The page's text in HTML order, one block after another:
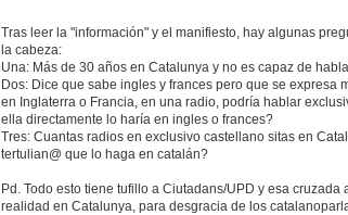
Tras leer la "información" y el manifiesto, hay algunas
la cabeza:
Una: Más de 30 años en Catalunya y no es capaz de
Dos: Dice que sabe ingles y frances pero que se expresa
en Inglaterra o Francia, en una radio, podría hablar
ella directamente lo haría en ingles o frances?
Tres: Cuantas radios en exclusivo castellano sitas en
tertulian@ que lo haga en catalán?
Pd. Todo esto tiene tufillo a Ciutadans/UPD y esa cruzada
realidad en Catalunya, para desgracia de los